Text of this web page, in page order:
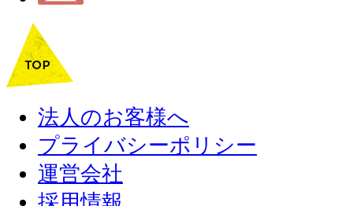
法人のお客様へ
プライバシーポリシー
運営会社